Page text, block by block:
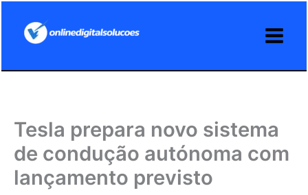
Tesla prepara novo sistema
de condução autónoma com
lançamento previsto